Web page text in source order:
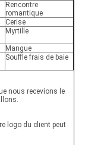
Rencontre
romantique
Cerise
Myrtille
Mangue
Souffle frais de baie
nous recevions le
logo du client peut